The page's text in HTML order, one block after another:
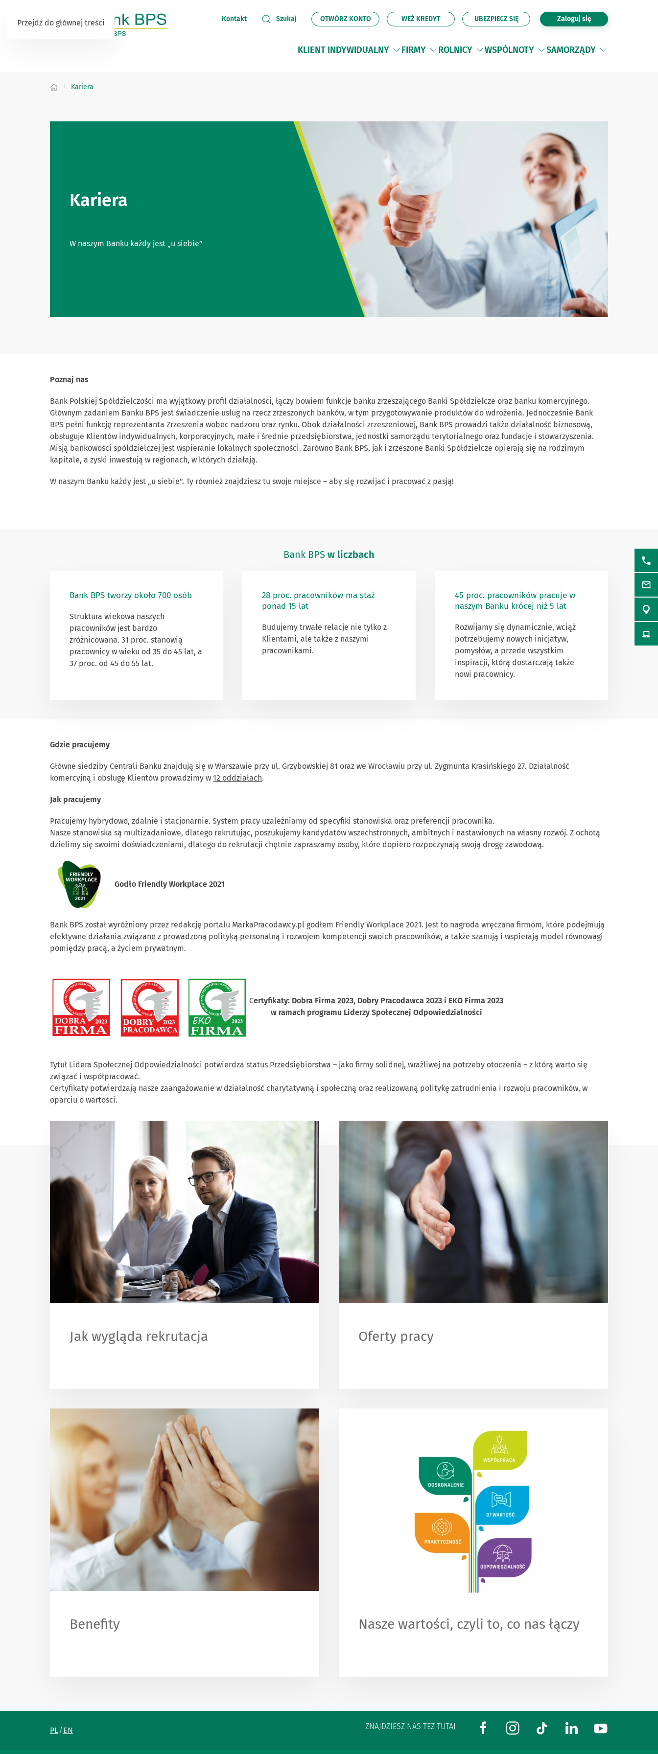
Przejdź do głównej treści Kontakt Szukaj OTWÓRZ KONTO WEŹ KREDYT UBEZPIECZ SIĘ Zaloguj się
KLIENT INDYWIDUALNY FIRMY ROLNICY WSPÓLNOTY SAMORZĄDY
Kariera
Kariera
W naszym Banku każdy jest „u siebie”
Poznaj nas
Bank Polskiej Spółdzielczości ma wyjątkowy profil działalności, łączy bowiem funkcje banku zrzeszającego Banki Spółdzielcze oraz banku komercyjnego.
Głównym zadaniem Banku BPS jest świadczenie usług na rzecz zrzeszonych banków, w tym przygotowywanie produktów do wdrożenia. Jednocześnie Bank
BPS pełni funkcję reprezentanta Zrzeszenia wobec nadzoru oraz rynku. Obok działalności zrzeszeniowej, Bank BPS prowadzi także działalność biznesową,
obsługuje Klientów indywidualnych, korporacyjnych, małe i średnie przedsiębiorstwa, jednostki samorządu terytorialnego oraz fundacje i stowarzyszenia.
Misją bankowości spółdzielczej jest wspieranie lokalnych społeczności. Zarówno Bank BPS, jak i zrzeszone Banki Spółdzielcze opierają się na rodzimym
kapitale, a zyski inwestują w regionach, w których działają.
W naszym Banku każdy jest „u siebie”. Ty również znajdziesz tu swoje miejsce – aby się rozwijać i pracować z pasją!
Bank BPS w liczbach
Bank BPS tworzy około 700 osób
Struktura wiekowa naszych
pracowników jest bardzo
zróżnicowana. 31 proc. stanowią
pracownicy w wieku od 35 do 45 lat, a
37 proc. od 45 do 55 lat.
28 proc. pracowników ma staż
ponad 15 lat
Budujemy trwałe relacje nie tylko z
Klientami, ale także z naszymi
pracownikami.
45 proc. pracowników pracuje w
naszym Banku krócej niż 5 lat
Rozwijamy się dynamicznie, wciąż
potrzebujemy nowych inicjatyw,
pomysłów, a przede wszystkim
inspiracji, którą dostarczają także
nowi pracownicy.
Gdzie pracujemy
Główne siedziby Centrali Banku znajdują się w Warszawie przy ul. Grzybowskiej 81 oraz we Wrocławiu przy ul. Zygmunta Krasińskiego 27. Działalność
komercyjną i obsługę Klientów prowadzimy w 12 oddziałach.
Jak pracujemy
Pracujemy hybrydowo, zdalnie i stacjonarnie. System pracy uzależniamy od specyfiki stanowiska oraz preferencji pracownika.
Nasze stanowiska są multizadaniowe, dlatego rekrutując, poszukujemy kandydatów wszechstronnych, ambitnych i nastawionych na własny rozwój. Z ochotą
dzielimy się swoimi doświadczeniami, dlatego do rekrutacji chętnie zapraszamy osoby, które dopiero rozpoczynają swoją drogę zawodową.
Godło Friendly Workplace 2021
Bank BPS został wyróżniony przez redakcję portalu MarkaPracodawcy.pl godłem Friendly Workplace 2021. Jest to nagroda wręczana firmom, które podejmują
efektywne działania związane z prowadzoną polityką personalną i rozwojem kompetencji swoich pracowników, a także szanują i wspierają model równowagi
pomiędzy pracą, a życiem prywatnym.
Certyfikaty: Dobra Firma 2023, Dobry Pracodawca 2023 i EKO Firma 2023
w ramach programu Liderzy Społecznej Odpowiedzialności
Tytuł Lidera Społecznej Odpowiedzialności potwierdza status Przedsiębiorstwa – jako firmy solidnej, wrażliwej na potrzeby otoczenia – z którą warto się
związać i współpracować.
Certyfikaty potwierdzają nasze zaangażowanie w działalność charytatywną i społeczną oraz realizowaną politykę zatrudnienia i rozwoju pracowników, w
oparciu o wartości.
Jak wygląda rekrutacja Oferty pracy
Benefity Nasze wartości, czyli to, co nas łączy
PL EN ZNAJDZIESZ NAS TEŻ TUTAJ